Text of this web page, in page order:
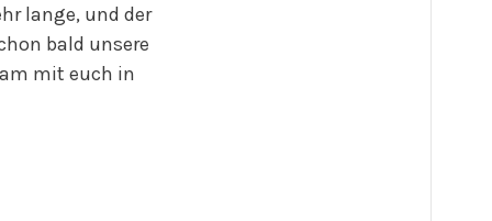
lange, und der
bald unsere
mit euch in